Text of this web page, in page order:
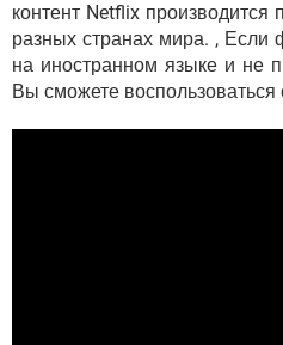
контент Netflix производится
разных странах мира. , Если
на иностранном языке и не
Вы сможете воспользоваться